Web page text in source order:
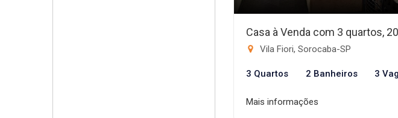
Casa à Venda com 3 quartos,
Vila Fiori, Sorocaba-SP
3 Quartos 2 Banheiros 3
Mais informações